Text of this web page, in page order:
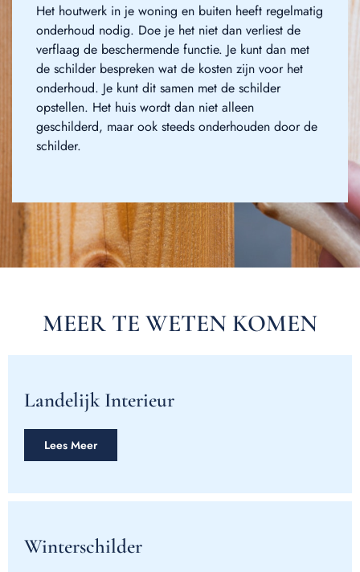
Het houtwerk in je woning en buiten heeft regelmatig
onderhoud nodig. Doe je het niet dan verliest de
verflaag de beschermende functie. Je kunt dan met
de schilder bespreken wat de kosten zijn voor het
onderhoud. Je kunt dit samen met de schilder
opstellen. Het huis wordt dan niet alleen
geschilderd, maar ook steeds onderhouden door de
schilder.
MEER TE WETEN KOMEN
Landelijk Interieur
Lees Meer
Winterschilder